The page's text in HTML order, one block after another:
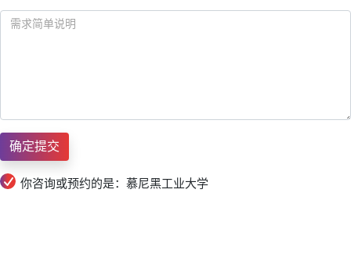
你咨询或预约的是：慕尼黑工业大学